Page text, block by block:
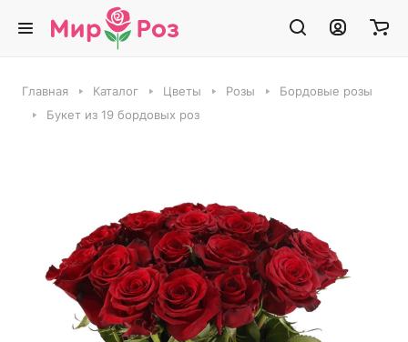
Главная Каталог Цветы Розы
Бордовые розы
Букет из 19 бордовых роз